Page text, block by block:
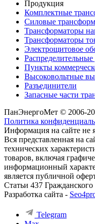
Продукция
Комплектные
Силовые
Трансформаторы
Трансформаторы
Электрощитовое
Пункты
Высоковольтные
Разъединители
Запасные части
ПанЭнергоМет © 2006-
Политика
Информация на сайте не
Вся представленная на
технических
товаров, включая
информационный
является публичной
Статьи 437
Разработка сайта -
Telegram